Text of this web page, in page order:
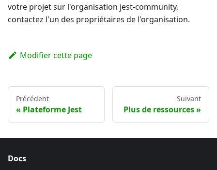
votre projet sur l'organisation jest-community,
contactez l'un des propriétaires de l'organisation.
Modifier cette page
Précédent
Plateforme Jest
Suivant
Plus de ressources
Docs